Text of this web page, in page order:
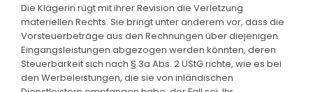
Die Klägerin rügt mit ihrer Revision die Verletzung
materiellen Rechts. Sie bringt unter anderem vor, dass die
Vorsteuerbeträge aus den Rechnungen über diejenigen
Eingangsleistungen abgezogen werden könnten, deren
Steuerbarkeit sich nach § 3a Abs. 2 UStG richte, wie es bei
den Werbeleistungen, die sie von inländischen